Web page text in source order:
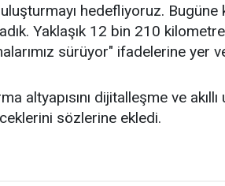
hedefliyoruz.
Yaklaşık 12 bin 210
sürüyor" ifadelerine yer
altyapısını dijitalleşme ve
sözlerine ekledi.